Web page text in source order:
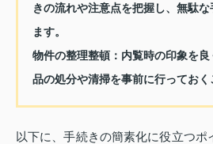
きの流れや注意点を把握し、無駄
ます。
物件の整理整頓：内覧時の印象を
品の処分や清掃を事前に行っておく
以下に、手続きの簡素化に役立つポ